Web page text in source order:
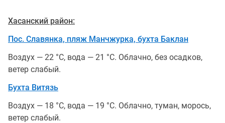
Хасанский район:
Пос. Славянка, пляж Манчжурка, бухта Баклан
Воздух — 22 °С, вода — 21 °С. Облачно, без осадков,
ветер слабый.
Бухта Витязь
Воздух — 18 °С, вода — 19 °С. Облачно, туман, морось,
ветер слабый.